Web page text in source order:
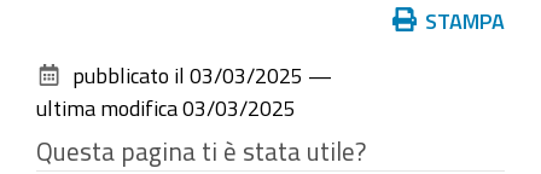
documento
STAMPA
pubblicato il 03/03/2025 —
ultima modifica 03/03/2025
Questa pagina ti è stata utile?